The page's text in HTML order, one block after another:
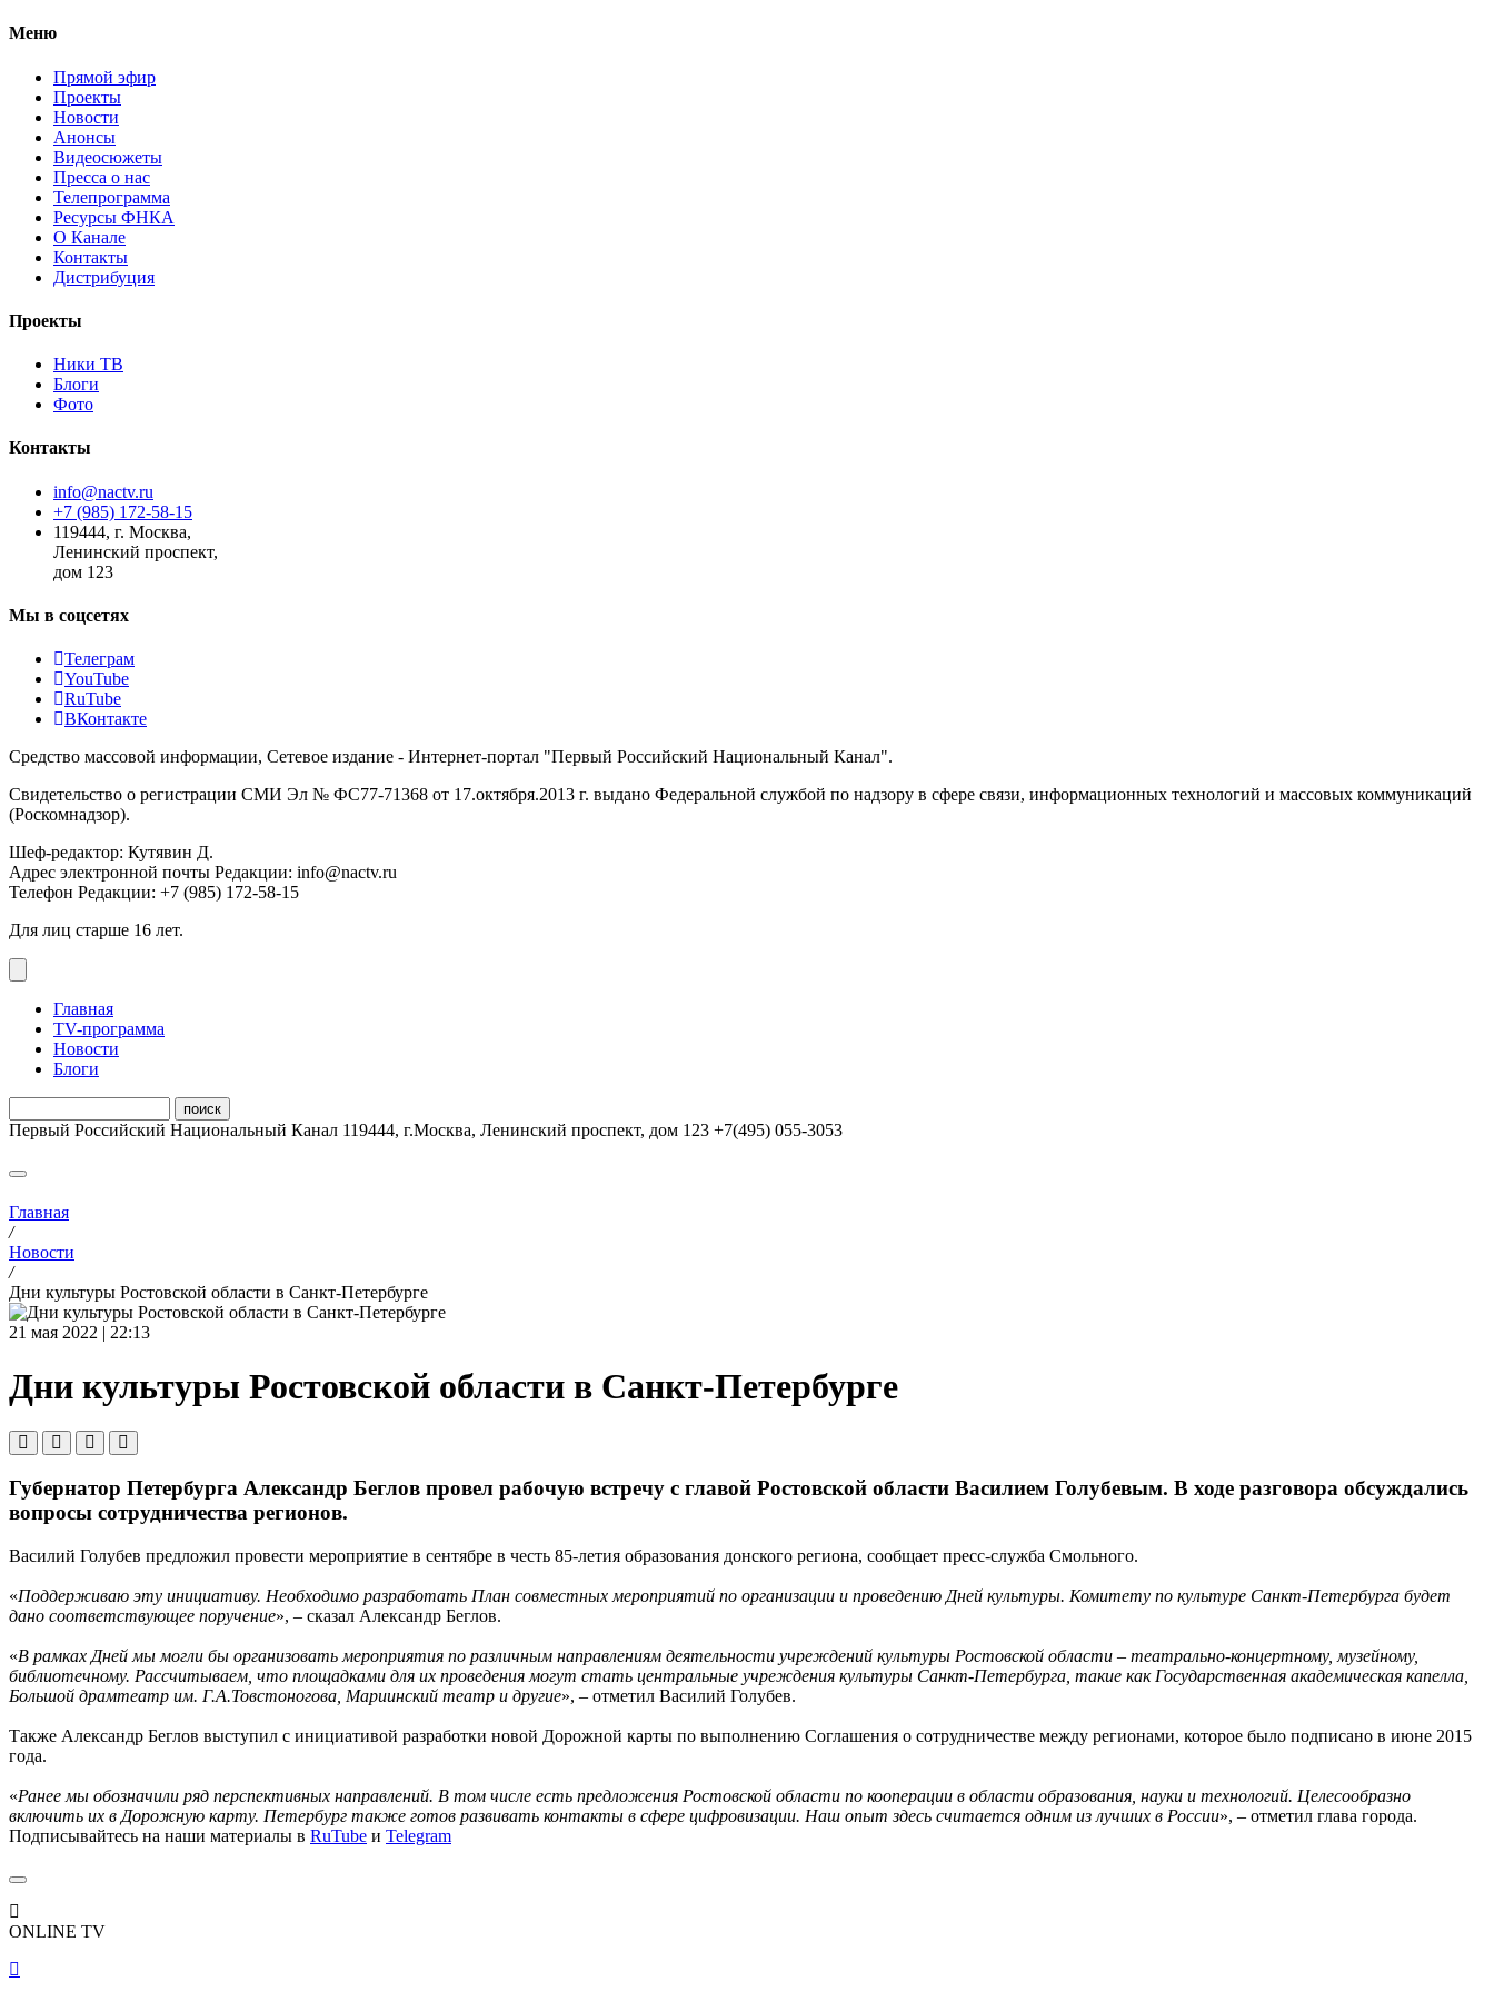
Меню
Прямой эфир
Проекты
Новости
Анонсы
Видеосюжеты
Пресса о нас
Телепрограмма
Ресурсы ФНКА
О Канале
Контакты
Дистрибуция
Проекты
Ники ТВ
Блоги
Фото
Контакты
info@nactv.ru
+7 (985) 172-58-15
119444, г. Москва,
Ленинский проспект,
дом 123
Мы в соцсетях
Телеграм
YouTube
RuTube
ВКонтакте
Средство массовой информации, Сетевое издание - Интернет-портал "Первый Российский Национальный Канал".
Свидетельство о регистрации СМИ Эл № ФС77-71368 от 17.октября.2013 г. выдано Федеральной службой по надзору в сфере связи, информационных технологий и массовых коммуникаций
(Роскомнадзор).
Шеф-редактор: Кутявин Д.
Адрес электронной почты Редакции: info@nactv.ru
Телефон Редакции: +7 (985) 172-58-15
Для лиц старше 16 лет.
Главная
ТV-программа
Новости
Блоги
Первый Российский Национальный Канал 119444, г.Москва, Ленинский проспект, дом 123 +7(495) 055-3053
Главная
/
Новости
/
Дни культуры Ростовской области в Санкт-Петербурге
21 мая 2022 | 22:13
Дни культуры Ростовской области в Санкт-Петербурге
Губернатор Петербурга Александр Беглов провел рабочую встречу с главой Ростовской области Василием Голубевым. В ходе разговора обсуждались
вопросы сотрудничества регионов.
Василий Голубев предложил провести мероприятие в сентябре в честь 85-летия образования донского региона, сообщает пресс-служба Смольного.
«Поддерживаю эту инициативу. Необходимо разработать План совместных мероприятий по организации и проведению Дней культуры. Комитету по культуре Санкт-Петербурга будет
дано соответствующее поручение», – сказал Александр Беглов.
«В рамках Дней мы могли бы организовать мероприятия по различным направлениям деятельности учреждений культуры Ростовской области – театрально-концертному, музейному,
библиотечному. Рассчитываем, что площадками для их проведения могут стать центральные учреждения культуры Санкт-Петербурга, такие как Государственная академическая капелла,
Большой драмтеатр им. Г.А.Товстоногова, Мариинский театр и другие», – отметил Василий Голубев.
Также Александр Беглов выступил с инициативой разработки новой Дорожной карты по выполнению Соглашения о сотрудничестве между регионами, которое было подписано в июне 2015
года.
«Ранее мы обозначили ряд перспективных направлений. В том числе есть предложения Ростовской области по кооперации в области образования, науки и технологий. Целесообразно
включить их в Дорожную карту. Петербург также готов развивать контакты в сфере цифровизации. Наш опыт здесь считается одним из лучших в России», – отметил глава города.
Подписывайтесь на наши материалы в RuTube и Telegram
ONLINE TV